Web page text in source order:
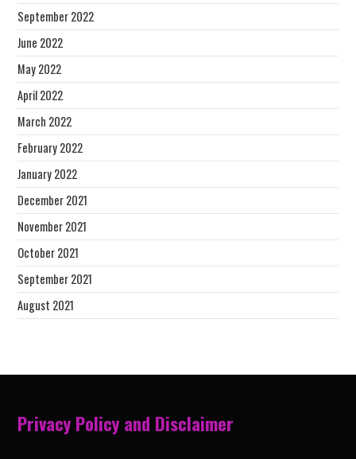
September 2022
June 2022
May 2022
April 2022
March 2022
February 2022
January 2022
December 2021
November 2021
October 2021
September 2021
August 2021
Privacy Policy and Disclaimer